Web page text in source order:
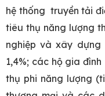
hệ thống truyền tải
tiêu thụ năng lượng
nghiệp và xây dựng
1,4%; các hộ gia
thụ phi năng lượng